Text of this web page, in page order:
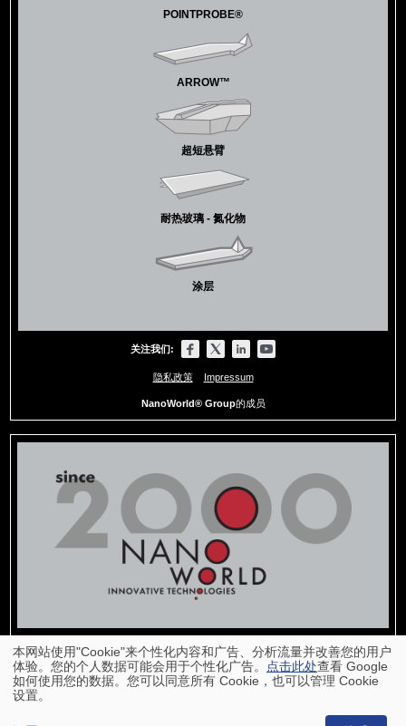
POINTPROBE®
ARROW™
超短悬臂
耐热玻璃 - 氮化物
涂层
关注我们:
隐私政策 Impressum
NanoWorld® Group的成员
本网站使用"Cookie"来个性化内容和广告、分析流量并改善您的用户
体验。您的个人数据可能会用于个性化广告。
点击此处查看 Google
如何使用您的数据。您可以同意所有 Cookie，也可以管理 Cookie
设置。